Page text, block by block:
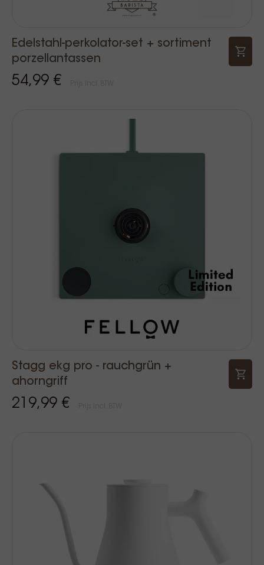
Edelstahl-perkolator-set + sortiment
porzellantassen
54,99 €
Stagg ekg pro - rauchgrün +
ahorngriff
219,99 €